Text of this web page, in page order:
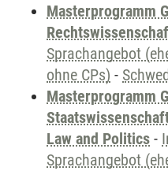
Masterprogramm
Sprachangebot
ohne CPs) -
Masterprogramm
Law and Politics -
Sprachangebot